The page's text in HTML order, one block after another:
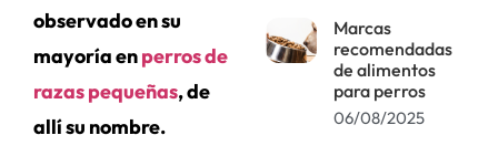
observado en su
mayoría enperros de
razas pequeñas, de
allí su nombre.
Marcas
recomendadas
de alimentos
para perros
06/08/2025